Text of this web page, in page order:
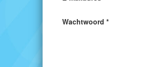
Wachtwoord *